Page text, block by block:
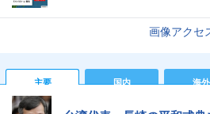
画像アクセ
主要 国内 海外